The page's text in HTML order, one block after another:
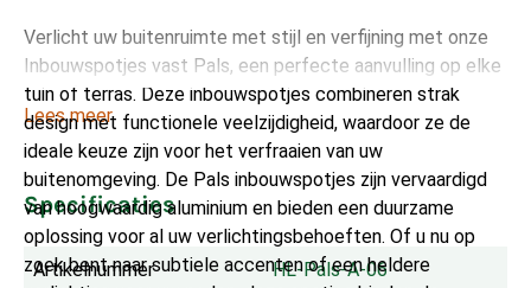
Verlicht uw buitenruimte met stijl en verfijning met onze
Inbouwspotjes vast Pals, een perfecte aanvulling op elke
tuin of terras. Deze inbouwspotjes combineren strak
design met functionele veelzijdigheid, waardoor ze de
ideale keuze zijn voor het verfraaien van uw
buitenomgeving. De Pals inbouwspotjes zijn vervaardigd
van hoogwaardig aluminium en bieden een duurzame
oplossing voor al uw verlichtingsbehoeften. Of u nu op
zoek bent naar subtiele accenten of een heldere
Lees meer
Specificaties
Artikelnummer HL-Pals-A-06